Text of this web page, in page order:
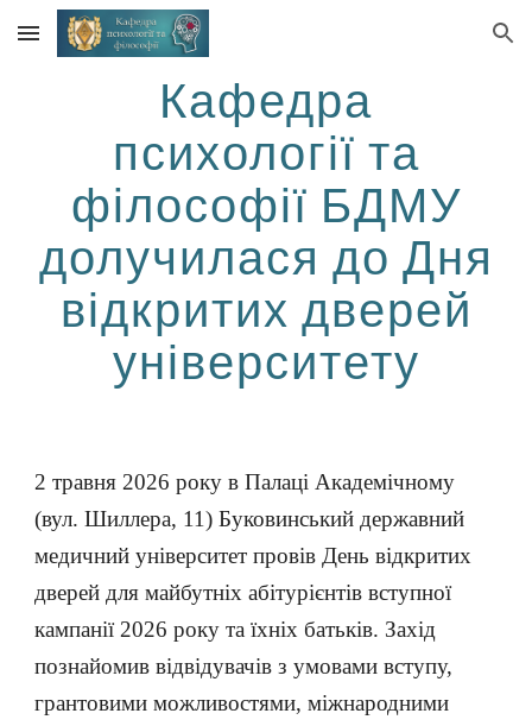
Skip to main content Skip to navigation
Кафедра
психології та
філософії БДМУ
долучилася до Дня
відкритих дверей
університету
2 травня 2026 року в Палаці Академічному
(вул. Шиллера, 11) Буковинський державний
медичний університет провів День відкритих
дверей для майбутніх абітурієнтів вступної
кампанії 2026 року та їхніх батьків. Захід
познайомив відвідувачів з умовами вступу,
грантовими можливостями, міжнародними